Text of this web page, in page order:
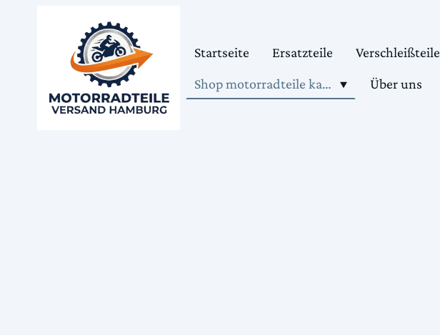
Startseite Ersatzteile Verschleißteile
Shop motorradteile kaufen
Über uns